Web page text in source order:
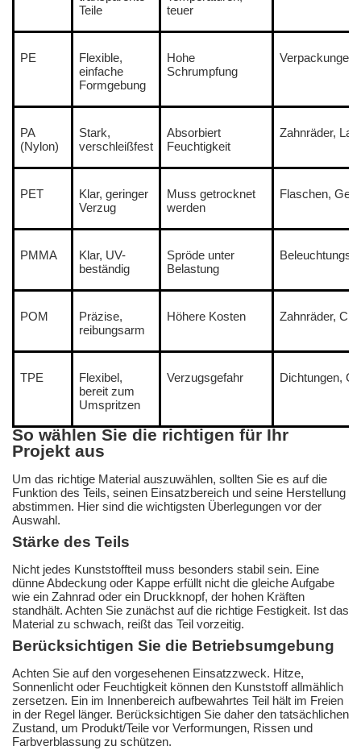
Teile
teuer
PE
Flexible,
einfache
Formgebung
Hohe
Schrumpfung
PA
(Nylon)
Stark,
verschleißfest
Absorbiert
Feuchtigkeit
Zahnräder,
PET
Klar, geringer
Verzug
Muss getrocknet
werden
Flaschen,
PMMA
Klar, UV-
beständig
Spröde unter
Belastung
POM
Präzise, ​​
reibungsarm
Höhere Kosten Zahnräder,
TPE
Flexibel,
bereit zum
Umspritzen
Verzugsgefahr Dichtungen,
So wählen Sie die richtigen für Ihr
Projekt aus
Um das richtige Material auszuwählen, sollten Sie es auf die
Funktion des Teils, seinen Einsatzbereich und seine Herstellung
abstimmen. Hier sind die wichtigsten Überlegungen vor der
Auswahl.
Stärke des Teils
Nicht jedes Kunststoffteil muss besonders stabil sein. Eine
dünne Abdeckung oder Kappe erfüllt nicht die gleiche Aufgabe
wie ein Zahnrad oder ein Druckknopf, der hohen Kräften
standhält. Achten Sie zunächst auf die richtige Festigkeit. Ist das
Material zu schwach, reißt das Teil vorzeitig.
Berücksichtigen Sie die Betriebsumgebung
Achten Sie auf den vorgesehenen Einsatzzweck. Hitze,
Sonnenlicht oder Feuchtigkeit können den Kunststoff allmählich
zersetzen. Ein im Innenbereich aufbewahrtes Teil hält im Freien
in der Regel länger. Berücksichtigen Sie daher den tatsächlichen
Zustand, um Produkt/Teile vor Verformungen, Rissen und
Farbverblassung zu schützen.